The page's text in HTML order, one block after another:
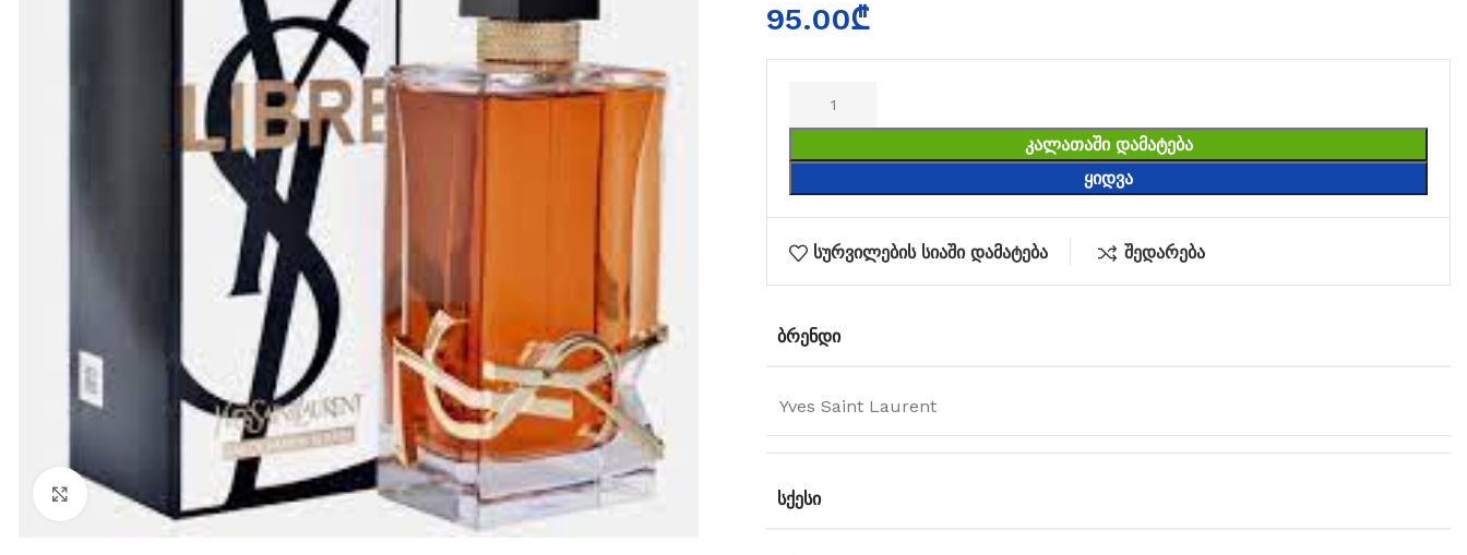
Click to enlarge
95.00₾
ᲙᲐᲚᲐᲗᲐᲨᲘ ᲓᲐᲛᲐᲢᲔᲑᲐ
ᲧᲘᲓᲕᲐ
სურვილების სიაში დამატება შედარება
ᲑᲠᲔᲜᲓᲘ
Yves Saint Laurent
ᲡᲥᲔᲡᲘ